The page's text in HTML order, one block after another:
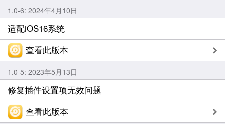
1.0-6: 2024年4月10日
适配iOS16系统
查看此版本
1.0-5: 2023年5月13日
修复插件设置项无效问题
查看此版本